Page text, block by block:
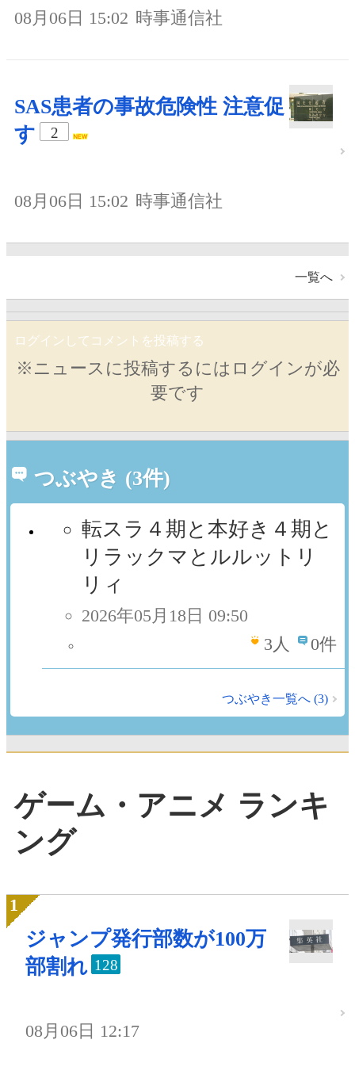
08月06日 15:02 時事通信社
SAS患者の事故危険性 注意促
す
2
08月06日 15:02 時事通信社
一覧へ
ログインしてコメントを投稿する
※ニュースに投稿するにはログインが必
要です
つぶやき (3件)
転スラ４期と本好き４期と
リラックマとルルットリ
リィ
2026年05月18日 09:50
3 人 0件
つぶやき一覧へ (3)
ゲーム・アニメ ランキ
ング
ジャンプ発行部数が100万
部割れ 128
08月06日 12:17